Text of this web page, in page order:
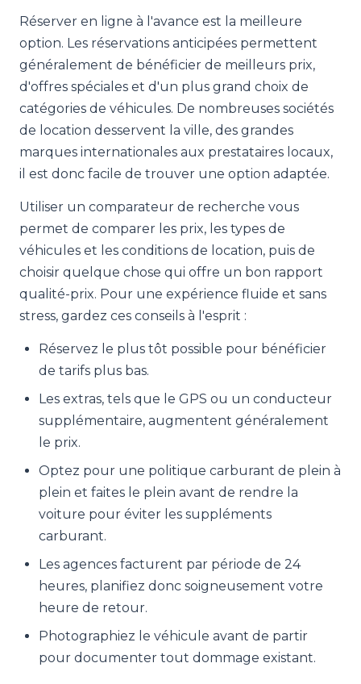
Réserver en ligne à l'avance est la meilleure
option. Les réservations anticipées permettent
généralement de bénéficier de meilleurs prix,
d'offres spéciales et d'un plus grand choix de
catégories de véhicules. De nombreuses sociétés
de location desservent la ville, des grandes
marques internationales aux prestataires locaux,
il est donc facile de trouver une option adaptée.
Utiliser un comparateur de recherche vous
permet de comparer les prix, les types de
véhicules et les conditions de location, puis de
choisir quelque chose qui offre un bon rapport
qualité-prix. Pour une expérience fluide et sans
stress, gardez ces conseils à l'esprit :
Réservez le plus tôt possible pour bénéficier
de tarifs plus bas.
Les extras, tels que le GPS ou un conducteur
supplémentaire, augmentent généralement
le prix.
Optez pour une politique carburant de plein à
plein et faites le plein avant de rendre la
voiture pour éviter les suppléments
carburant.
Les agences facturent par période de 24
heures, planifiez donc soigneusement votre
heure de retour.
Photographiez le véhicule avant de partir
pour documenter tout dommage existant.